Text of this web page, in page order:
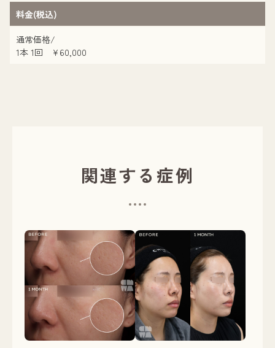
料金(税込)
通常価格/
1本 1回 ¥60,000
関連する症例